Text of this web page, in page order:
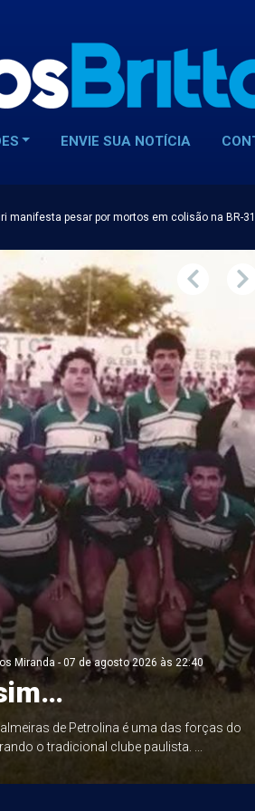
ENVIE SUA NOTÍCIA
manifesta pesar por mortos em colisão na BR-
Miranda - 07 de agosto 2026 às 22:40
de Petrolina é uma das forças do
o tradicional clube paulista. ...